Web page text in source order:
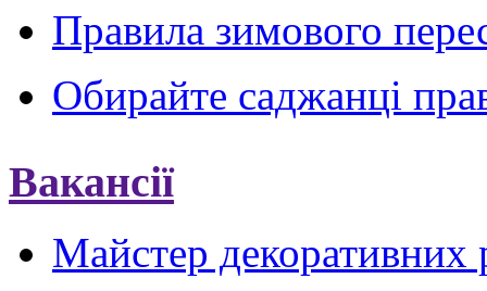
Правила зимового
Обирайте саджанці
Вакансії
Майстер декоративних